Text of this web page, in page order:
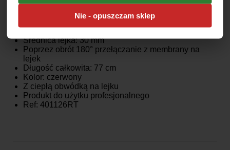
Stetoskop z podwójną głowicą
Z przełączaną głowicą
Średnica lejka: 30 mm
Poprzez obrót 180° przełączanie z membrany na
lejek
Długość całkowita: 77 cm
Kolor: czerwony
Z ciepłą obwódką na lejku
Produkt do użytku profesjonalnego
Ref: 401126RT
Nie - opuszczam sklep